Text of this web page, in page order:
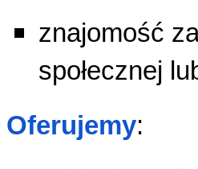
znajomość
społecznej
Oferujemy: